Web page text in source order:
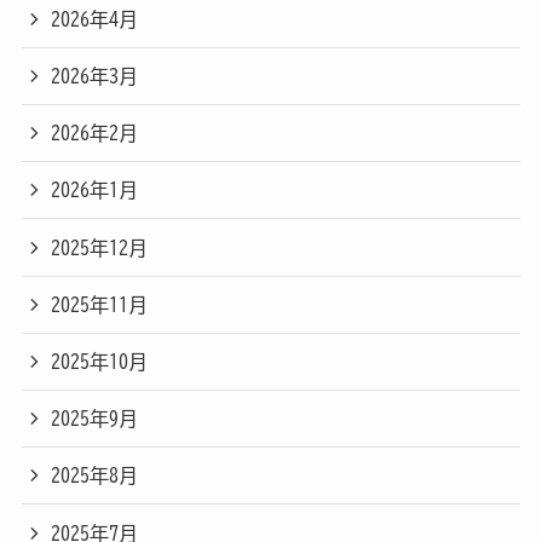
2026年4月
2026年3月
2026年2月
2026年1月
2025年12月
2025年11月
2025年10月
2025年9月
2025年8月
2025年7月